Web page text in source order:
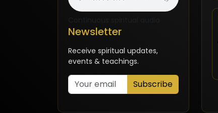
Newsletter
Receive spiritual updates,
events & teachings.
Subscribe